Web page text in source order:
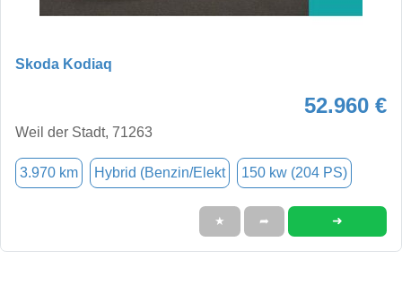
Skoda Kodiaq
52.960 €
Weil der Stadt, 71263
3.970 km Hybrid (Benzin/Elekt 150 kw (204 PS)
★ ➦ ➜